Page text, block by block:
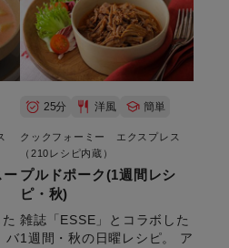
ー
バ
25分 洋風 簡単
クックフォーミー エクスプレス
（210レシピ内蔵）
プルドポーク(1週間レシ
ピ・秋)
雑誌「ESSE」とコラボした
1週間・秋の日曜レシピ。 ア